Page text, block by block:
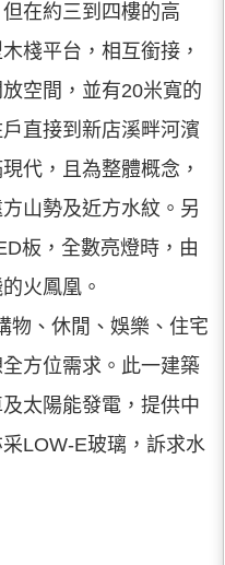
在約三到四樓的高
棧平台，相互銜接，
空間，並有20米寬的
直接到新店溪畔河濱
代，且為整體概念，
山勢及近方水紋。另
板，全數亮燈時，由
火鳳凰。
物、休閒、娛樂、住宅
方位需求。此一建築
太陽能發電，提供中
LOW-E玻璃，訴求水